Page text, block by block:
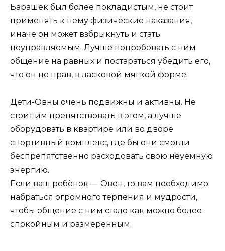
Барашек был более покладистым, не стоит
применять к нему физические наказания,
иначе он может взбрыкнуть и стать
неуправляемым. Лучше попробовать с ним
общение на равных и постараться убедить его,
что он не прав, в ласковой мягкой форме.
Дети-Овны очень подвижны и активны. Не
стоит им препятствовать в этом, а лучше
оборудовать в квартире или во дворе
спортивный комплекс, где бы они смогли
беспрепятственно расходовать свою неуёмную
энергию.
Если ваш ребёнок — Овен, то вам необходимо
набраться огромного терпения и мудрости,
чтобы общение с ним стало как можно более
спокойным и размеренным.